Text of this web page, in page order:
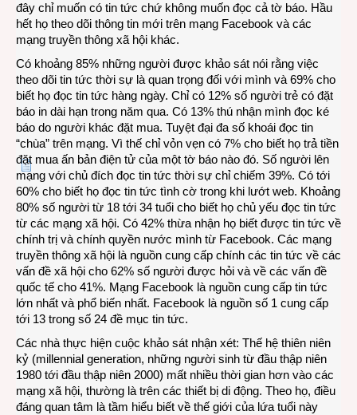
đây chỉ muốn có tin tức chứ không muốn đọc cả tờ báo. Hầu
hết họ theo dõi thông tin mới trên mạng Facebook và các
mạng truyền thông xã hội khác.
Có khoảng 85% những người được khảo sát nói rằng việc
theo dõi tin tức thời sự là quan trọng đối với mình và 69% cho
biết họ đọc tin tức hàng ngày. Chỉ có 12% số người trẻ có đặt
báo in dài hạn trong năm qua. Có 13% thú nhận mình đọc ké
báo do người khác đặt mua. Tuyệt đại đa số khoái đọc tin
“chùa” trên mạng. Vì thế chỉ vỏn vẹn có 7% cho biết họ trả tiền
đặt mua ấn bản điện tử của một tờ báo nào đó. Số người lên
mạng với chủ đích đọc tin tức thời sự chỉ chiếm 39%. Có tới
60% cho biết họ đọc tin tức tình cờ trong khi lướt web. Khoảng
80% số người từ 18 tới 34 tuổi cho biết họ chủ yếu đọc tin tức
từ các mạng xã hội. Có 42% thừa nhận họ biết được tin tức về
chính trị và chính quyền nước mình từ Facebook. Các mạng
truyền thông xã hội là nguồn cung cấp chính các tin tức về các
vấn đề xã hội cho 62% số người được hỏi và về các vấn đề
quốc tế cho 41%. Mạng Facebook là nguồn cung cấp tin tức
lớn nhất và phổ biến nhất. Facebook là nguồn số 1 cung cấp
tới 13 trong số 24 đề mục tin tức.
Các nhà thực hiện cuộc khảo sát nhận xét: Thế hệ thiên niên
kỷ (millennial generation, những người sinh từ đầu thập niên
1980 tới đầu thập niên 2000) mất nhiều thời gian hơn vào các
mạng xã hội, thường là trên các thiết bị di động. Theo họ, điều
đáng quan tâm là tầm hiểu biết về thế giới của lứa tuổi này